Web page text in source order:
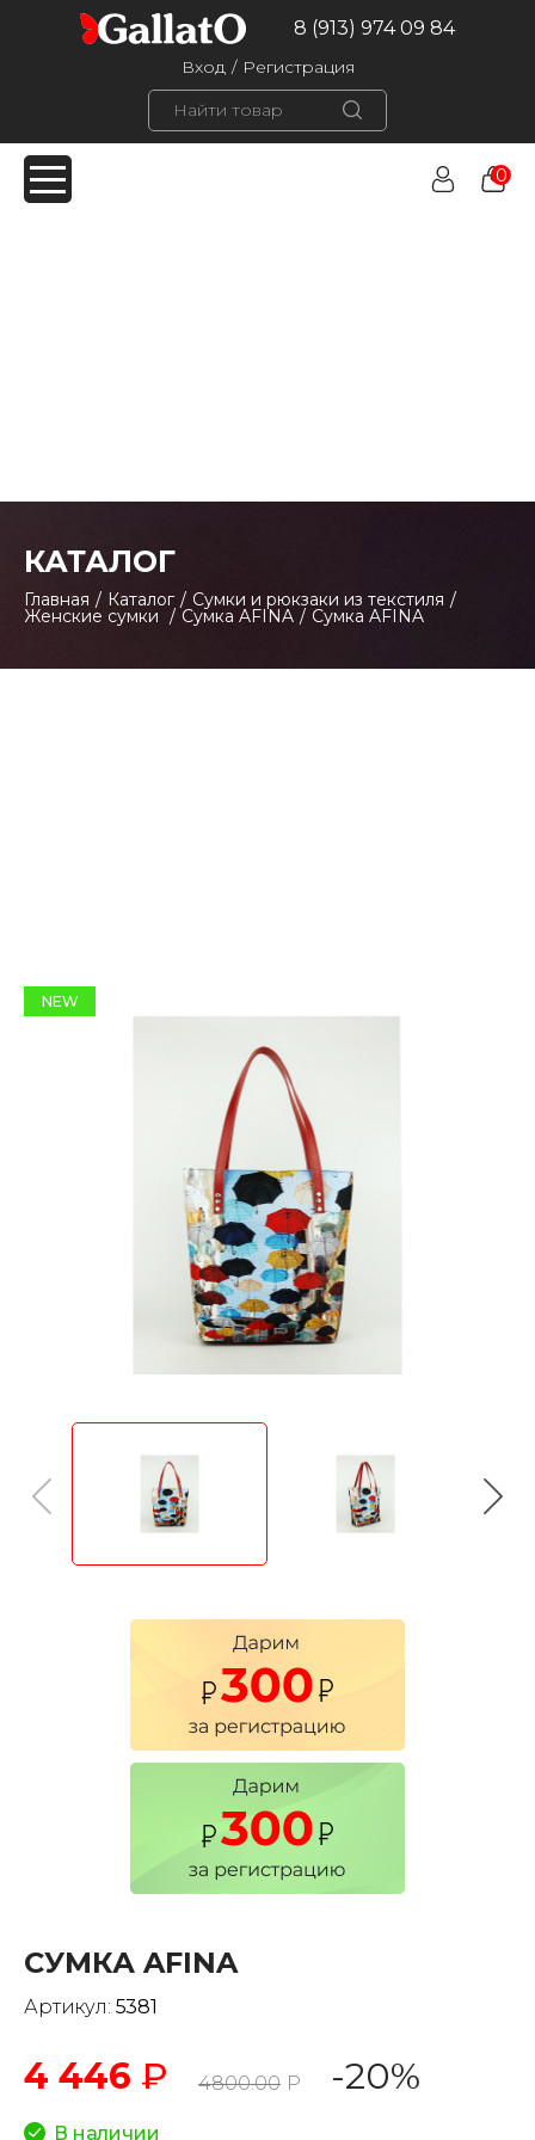
8 (913) 974 09 84
Вход / Регистрация
0
КАТАЛОГ
Главная / Каталог / Сумки и рюкзаки из текстиля /
Женские сумки / Сумка AFINA / Сумка AFINA
NEW
СУМКА AFINA
Артикул: 5381
4 446 ₽ 4800.00 Р -20%
В наличии